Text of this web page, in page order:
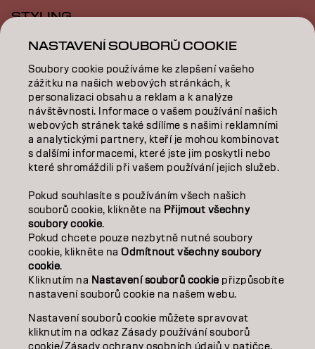
STYLING
INSPIRACE
VZDĚLÁVÁNÍ
O NÁS
SALON FINDER
STAŇTE SE PARTNEREM
KONTAKTUJTE NÁS
KontaktZásady ochrany osobních údajů
Zásady používání souborů cookie
Podmínky použití
Přístupnost
Závazek k udržitelnosti
CZ | CZECH
NASTAVENÍ SOUBORŮ COOKIE
Soubory cookie používáme ke zlepšení vašeho
zážitku na našich webových stránkách, k
personalizaci obsahu a reklam a k analýze
návštěvnosti. Informace o vašem používání našich
webových stránek také sdílíme s našimi reklamními
a analytickými partnery, kteří je mohou kombinovat
s dalšími informacemi, které jste jim poskytli nebo
které shromáždili při vašem používání jejich služeb.
Pokud souhlasíte s používáním všech našich
souborů cookie, klikněte na Přijmout všechny
soubory cookie.
Pokud chcete pouze nezbytně nutné soubory
cookie, klikněte naOdmítnout všechny soubory
cookie.
Kliknutím na Nastavení souborů cookie přizpůsobíte
nastavení souborů cookie na našem webu.
Nastavení souborů cookie můžete spravovat
kliknutím na odkaz Zásady používání souborů
cookie/Zásady ochrany osobních údajů v patičce.